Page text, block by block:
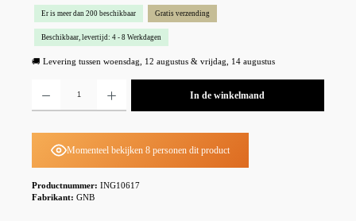
Er is meer dan 200 beschikbaar Gratis verzending
Beschikbaar, levertijd: 4 - 8 Werkdagen
🚚 Levering tussen woensdag, 12 augustus & vrijdag, 14 augustus
In de winkelmand
Momenteel bekijken 8 personen dit product
Productnummer: ING10617
Fabrikant: GNB